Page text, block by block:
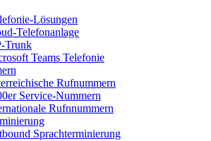
Lösungen
Telefonanlage
Trunk
Teams Telefonie
Rufnummern
Service-Nummern
Rufnnummern
Sprachterminierung